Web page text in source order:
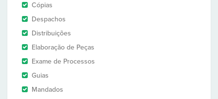
Cópias
Despachos
Distribuições
Elaboração de Peças
Exame de Processos
Guias
Mandados